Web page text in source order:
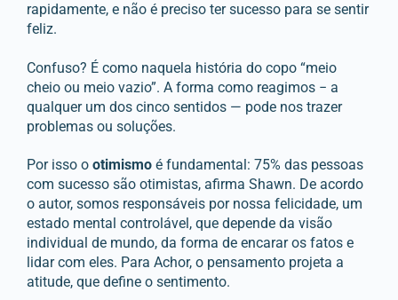
rapidamente, e não é preciso ter sucesso para se sentir
feliz.
Confuso? É como naquela história do copo “meio
cheio ou meio vazio”. A forma como reagimos − a
qualquer um dos cinco sentidos — pode nos trazer
problemas ou soluções.
Por isso o otimismo é fundamental: 75% das pessoas
com sucesso são otimistas, afirma Shawn. De acordo
o autor, somos responsáveis por nossa felicidade, um
estado mental controlável, que depende da visão
individual de mundo, da forma de encarar os fatos e
lidar com eles. Para Achor, o pensamento projeta a
atitude, que define o sentimento.